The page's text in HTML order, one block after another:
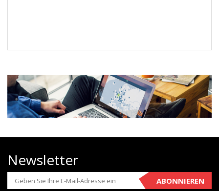
Newsletter
ABONNIEREN